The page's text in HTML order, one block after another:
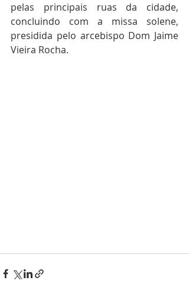
pelas principais ruas da cidade,
concluindo com a missa solene,
presidida pelo arcebispo Dom Jaime
Vieira Rocha.